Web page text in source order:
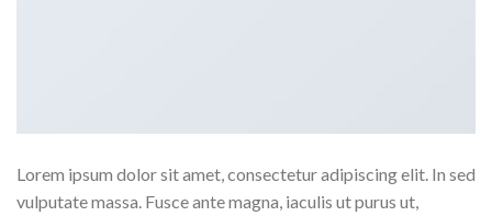
Lorem ipsum dolor sit amet, consectetur adipiscing elit. In sed
vulputate massa. Fusce ante magna, iaculis ut purus ut,